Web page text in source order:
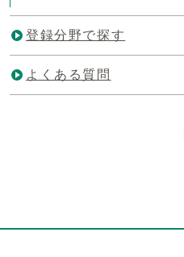
登録分野で探す
よくある質問